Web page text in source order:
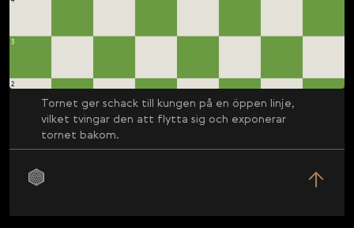
Tornet ger schack till kungen på en öppen linje,
vilket tvingar den att flytta sig och exponerar
tornet bakom.